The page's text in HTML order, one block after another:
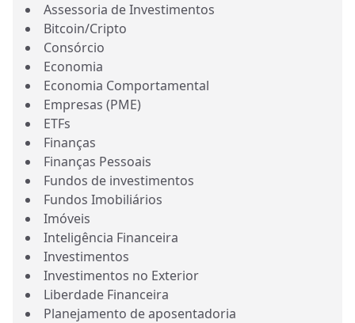
Assessoria de Investimentos
Bitcoin/Cripto
Consórcio
Economia
Economia Comportamental
Empresas (PME)
ETFs
Finanças
Finanças Pessoais
Fundos de investimentos
Fundos Imobiliários
Imóveis
Inteligência Financeira
Investimentos
Investimentos no Exterior
Liberdade Financeira
Planejamento de aposentadoria